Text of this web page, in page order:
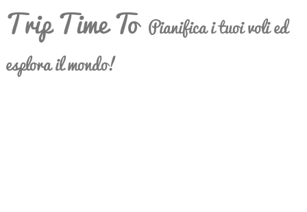
Trip Time To Pianifica i tuoi voli ed
esplora il mondo!